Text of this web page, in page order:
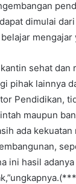
dimulai
sehat
pihak lainnya
Pendidikan,
maupun
ada kekuatan
ini hasil